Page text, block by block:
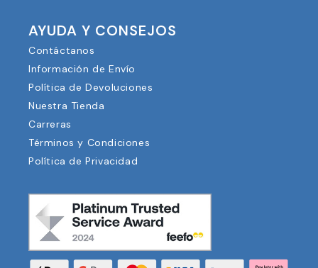
AYUDA Y CONSEJOS
Contáctanos
Información de Envío
Política de Devoluciones
Nuestra Tienda
Carreras
Términos y Condiciones
Política de Privacidad